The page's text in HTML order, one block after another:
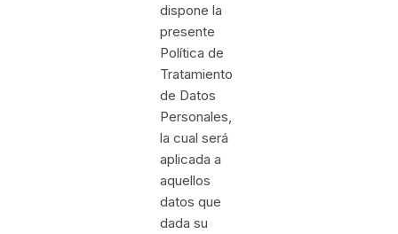
dispone la
presente
Política de
Tratamiento
de Datos
Personales,
la cual será
aplicada a
aquellos
datos que
dada su